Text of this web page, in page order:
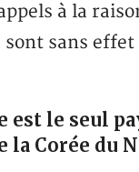
à la
sont sans
est le seul
Corée du